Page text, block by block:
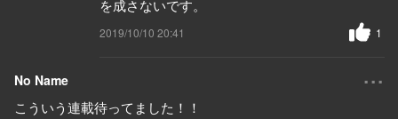
を成さないです。
2019/10/10 20:41 1
No Name ...
こういう連載待ってました！！